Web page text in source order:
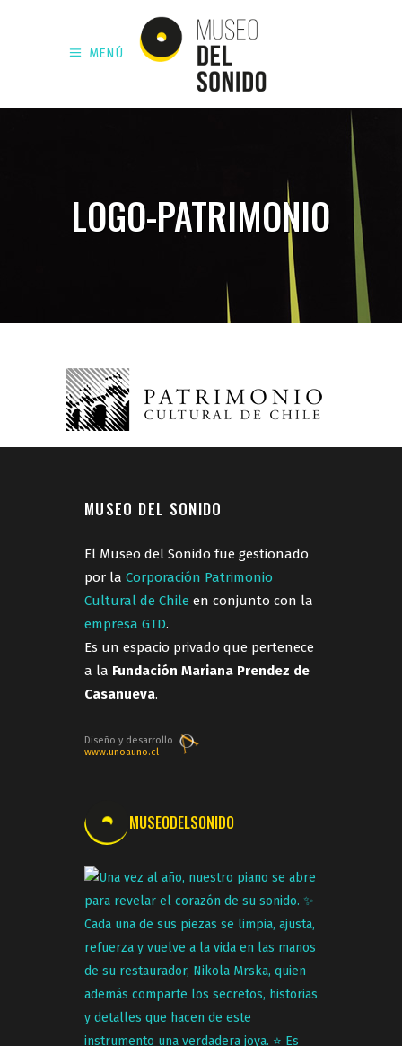
MENÚ
LOGO-PATRIMONIO
MUSEO DEL SONIDO
El Museo del Sonido fue gestionado
por la Corporación Patrimonio
Cultural de Chile en conjunto con la
empresa GTD.
Es un espacio privado que pertenece
a la Fundación Mariana Prendez de
Casanueva.
Diseño y desarrollo
www.unoauno.cl
MUSEODELSONIDO